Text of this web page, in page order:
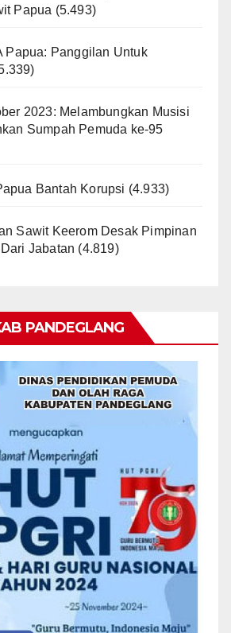
Papua (5.493)
Papua: Panggilan Untuk
2023: Melambungkan Musisi
Sumpah Pemuda ke-95
Bantah Korupsi (4.933)
Sawit Keerom Desak Pimpinan
Jabatan (4.819)
PANDEGLANG